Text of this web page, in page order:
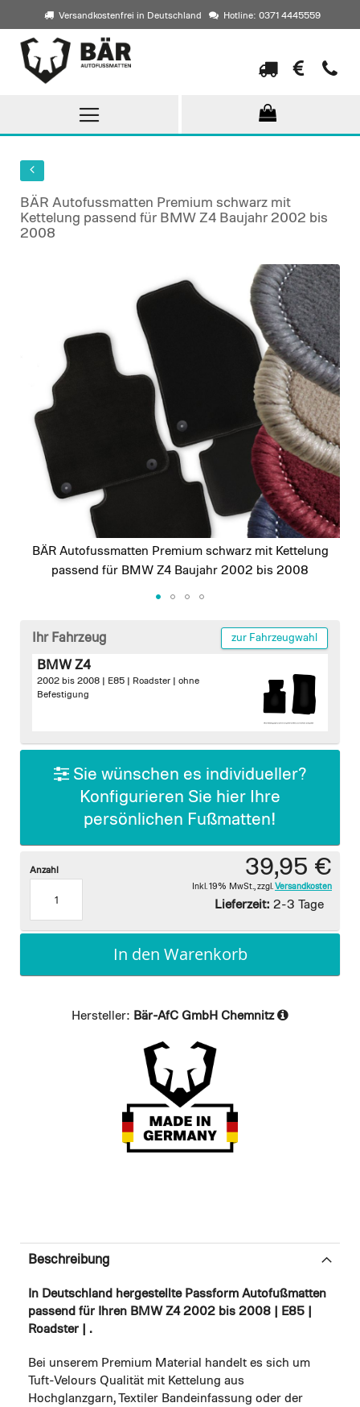
Versandkostenfrei in Deutschland Hotline: 0371 4445559
Direkt
zum
Inhalt
BÄR Autofussmatten Premium schwarz mit
Kettelung passend für BMW Z4 Baujahr 2002 bis
2008
images
gallery
BÄR Autofussmatten Premium schwarz mit Kettelung
passend für BMW Z4 Baujahr 2002 bis 2008
beginning
gallery
Ihr Fahrzeug zur Fahrzeugwahl
BMW Z4
2002 bis 2008 | E85 | Roadster | ohne
Befestigung
Sie wünschen es individueller?
Konfigurieren Sie hier Ihre
persönlichen Fußmatten!
39,95 €
Inkl. 19% MwSt. zzgl. Versandkosten
Lieferzeit: 2-3 Tage
Anzahl
In den Warenkorb
Hersteller: Bär-AfC GmbH Chemnitz
Beschreibung
In Deutschland hergestellte Passform Autofußmatten
passend für Ihren BMW Z4 2002 bis 2008 | E85 |
Roadster | .
Bei unserem Premium Material handelt es sich um
Tuft-Velours Qualität mit Kettelung aus
Hochglanzgarn, Textiler Bandeinfassung oder der